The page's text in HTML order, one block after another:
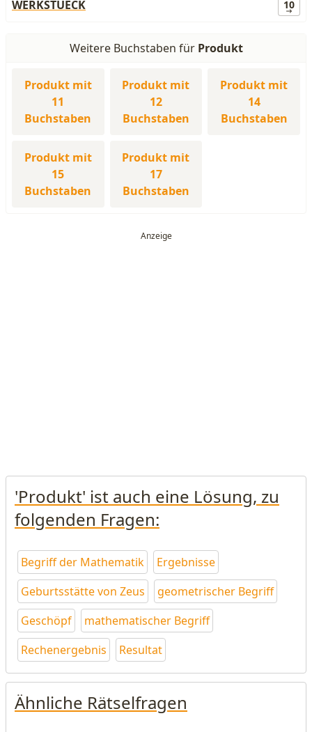
WERKSTUECK 10
Weitere Buchstaben für Produkt
Produkt mit
11
Buchstaben
Produkt mit
12
Buchstaben
Produkt mit
14
Buchstaben
Produkt mit
15
Buchstaben
Produkt mit
17
Buchstaben
'Produkt' ist auch eine Lösung, zu
folgenden Fragen:
Begriff der Mathematik
Ergebnisse
Geburtsstätte von Zeus
geometrischer Begriff
Geschöpf
mathematischer Begriff
Rechenergebnis
Resultat
Ähnliche Rätselfragen